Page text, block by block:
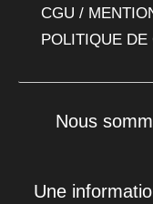
CGU /
POLITIQUE DE
Nous
Une